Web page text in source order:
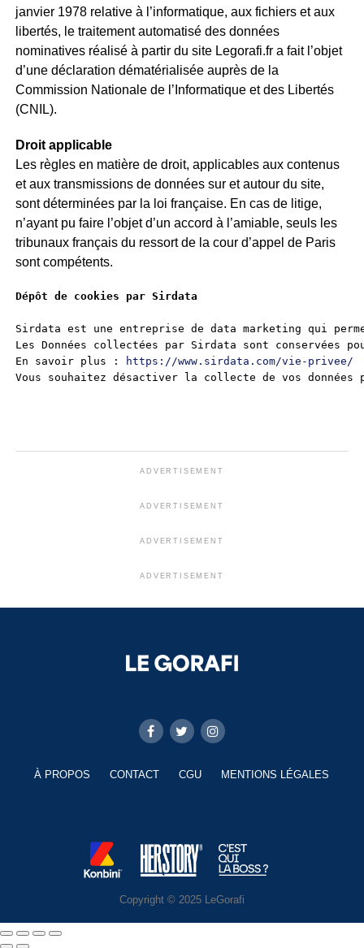
janvier 1978 relative à l’informatique, aux fichiers et aux
libertés, le traitement automatisé des données
nominatives réalisé à partir du site Legorafi.fr a fait l’objet
d’une déclaration dématérialisée auprès de la
Commission Nationale de l’Informatique et des Libertés
(CNIL).
Droit applicable
Les règles en matière de droit, applicables aux contenus
et aux transmissions de données sur et autour du site,
sont déterminées par la loi française. En cas de litige,
n’ayant pu faire l’objet d’un accord à l’amiable, seuls les
tribunaux français du ressort de la cour d’appel de Paris
sont compétents.
Dépôt de cookies par Sirdata
Sirdata est une entreprise de data marketing qui
Les Données collectées par Sirdata sont
En savoir plus :
https://www.sirdata.com/vie-privee/
Vous souhaitez désactiver la collecte de vos
ADVERTISEMENT
ADVERTISEMENT
ADVERTISEMENT
ADVERTISEMENT
À PROPOS CONTACT CGU MENTIONS LÉGALES
Copyright © 2025 LeGorafi